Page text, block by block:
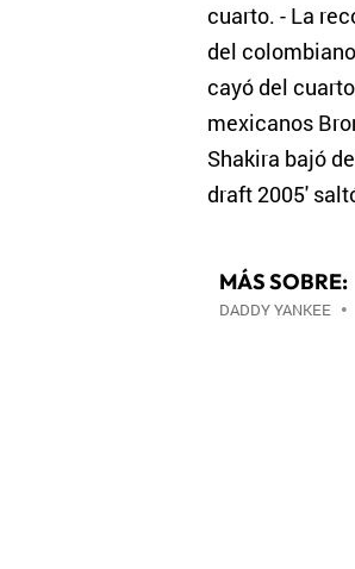
cuarto. - La
del
cayó del
mexicanos
Shakira bajó
draft 2005'
MÁS SOBRE:
DADDY YANKEE•